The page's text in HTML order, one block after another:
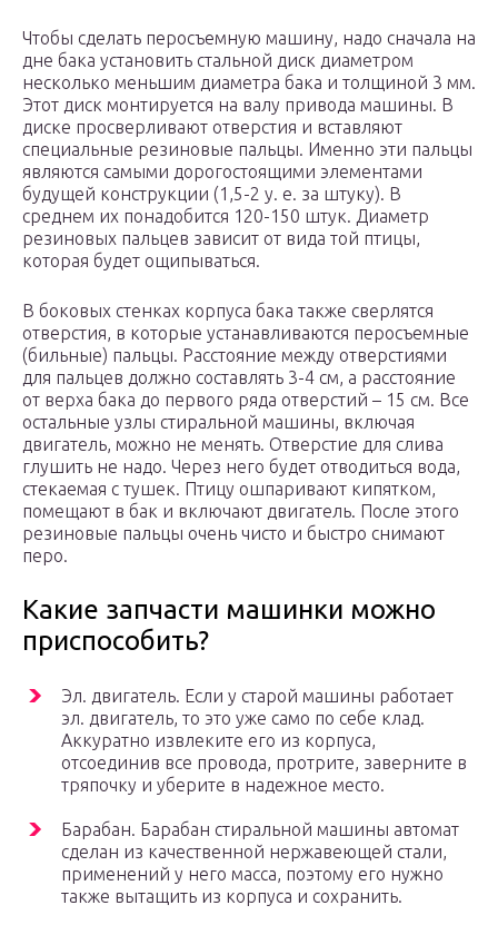
Чтобы сделать перосъемную машину, надо сначала на
дне бака установить стальной диск диаметром
несколько меньшим диаметра бака и толщиной 3 мм.
Этот диск монтируется на валу привода машины. В
диске просверливают отверстия и вставляют
специальные резиновые пальцы. Именно эти пальцы
являются самыми дорогостоящими элементами
будущей конструкции (1,5-2 у. е. за штуку). В
среднем их понадобится 120-150 штук. Диаметр
резиновых пальцев зависит от вида той птицы,
которая будет ощипываться.
В боковых стенках корпуса бака также сверлятся
отверстия, в которые устанавливаются перосъемные
(бильные) пальцы. Расстояние между отверстиями
для пальцев должно составлять 3-4 см, а расстояние
от верха бака до первого ряда отверстий – 15 см. Все
остальные узлы стиральной машины, включая
двигатель, можно не менять. Отверстие для слива
глушить не надо. Через него будет отводиться вода,
стекаемая с тушек. Птицу ошпаривают кипятком,
помещают в бак и включают двигатель. После этого
резиновые пальцы очень чисто и быстро снимают
перо.
Какие запчасти машинки можно
приспособить?
Эл. двигатель. Если у старой машины работает
эл. двигатель, то это уже само по себе клад.
Аккуратно извлеките его из корпуса,
отсоединив все провода, протрите, заверните в
тряпочку и уберите в надежное место.
Барабан. Барабан стиральной машины автомат
сделан из качественной нержавеющей стали,
применений у него масса, поэтому его нужно
также вытащить из корпуса и сохранить.